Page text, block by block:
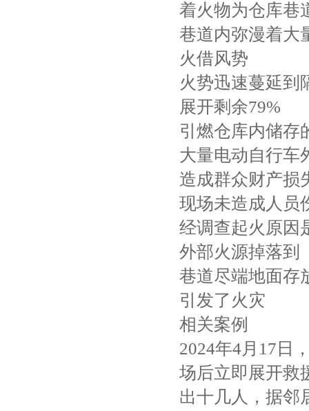
着火物为仓库巷
巷道内弥漫着大
火借风势
火势迅速蔓延到
展开剩余79%
引燃仓库内储存
大量电动自行车
造成群众财产损
现场未造成人员
经调查起火原因
外部火源掉落到
巷道尽端地面存
引发了火灾
相关案例
2024年4月17日
场后立即展开救
出十几人，据邻